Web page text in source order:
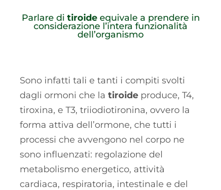
Parlare di tiroideequivale a prendere in
considerazione l’intera funzionalità
dell’organismo
Sono infatti tali e tanti i compiti svolti
dagli ormoni che la tiroide produce, T4,
tiroxina, e T3, triiodiotironina, ovvero la
forma attiva dell’ormone, che tutti i
processi che avvengono nel corpo ne
sono influenzati: regolazione del
metabolismo energetico, attività
cardiaca, respiratoria, intestinale e del